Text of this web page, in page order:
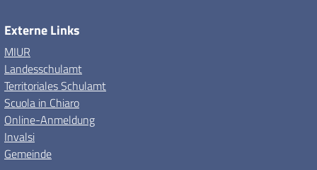
Externe Links
MIUR
Landesschulamt
Territoriales Schulamt
Scuola in Chiaro
Online-Anmeldung
Invalsi
Gemeinde